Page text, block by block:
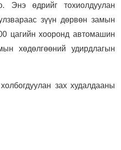
Энэ өдрийг тохиолдуулан
зүүн дөрвөн замын
цагийн хооронд автомашин
хөдөлгөөний удирдлагын
зах худалдааны